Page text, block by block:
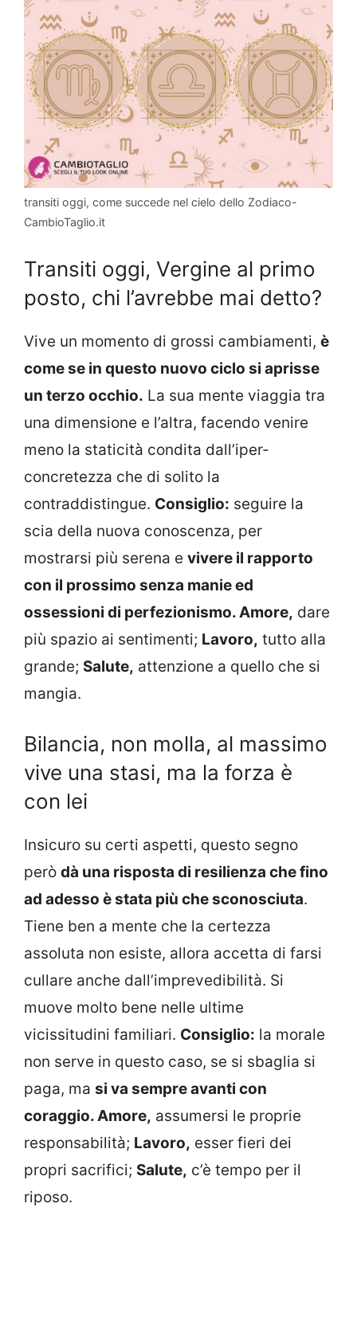
transiti oggi, come succede nel cielo dello Zodiaco-
CambioTaglio.it
Transiti oggi, Vergine al primo
posto, chi l’avrebbe mai detto?
Vive un momento di grossi cambiamenti, è
come se in questo nuovo ciclo si aprisse
un terzo occhio. La sua mente viaggia tra
una dimensione e l’altra, facendo venire
meno la staticità condita dall’iper-
concretezza che di solito la
contraddistingue. Consiglio: seguire la
scia della nuova conoscenza, per
mostrarsi più serena e vivere il rapporto
con il prossimo senza manie ed
ossessioni di perfezionismo. Amore, dare
più spazio ai sentimenti; Lavoro, tutto alla
grande; Salute, attenzione a quello che si
mangia.
Bilancia, non molla, al massimo
vive una stasi, ma la forza è
con lei
Insicuro su certi aspetti, questo segno
però dà una risposta di resilienza che fino
ad adesso è stata più che sconosciuta.
Tiene ben a mente che la certezza
assoluta non esiste, allora accetta di farsi
cullare anche dall’imprevedibilità. Si
muove molto bene nelle ultime
vicissitudini familiari. Consiglio: la morale
non serve in questo caso, se si sbaglia si
paga, ma si va sempre avanti con
coraggio. Amore, assumersi le proprie
responsabilità; Lavoro, esser fieri dei
propri sacrifici; Salute, c’è tempo per il
riposo.